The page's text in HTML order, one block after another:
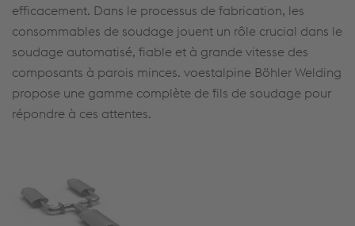
efficacement. Dans le processus de fabrication, les
consommables de soudage jouent un rôle crucial dans le
soudage automatisé, fiable et à grande vitesse des
composants à parois minces. voestalpine Böhler Welding
propose une gamme complète de fils de soudage pour
répondre à ces attentes.